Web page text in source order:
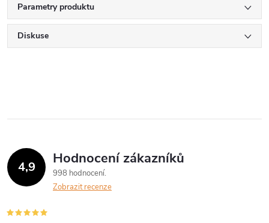
Parametry produktu
Diskuse
4,9 Hodnocení zákazníků
998 hodnocení
Zobrazit recenze